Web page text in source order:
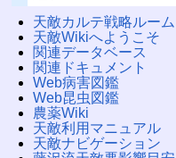
天敵カルテ戦略ルーム
天敵Wikiへようこそ
関連データベース
関連ドキュメント
Web病害図鑑
Web昆虫図鑑
農薬Wiki
天敵利用マニュアル
天敵ナビゲーション